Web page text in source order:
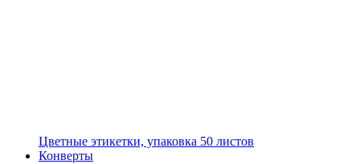
Цветные этикетки, упаковка 50 листов
Конверты